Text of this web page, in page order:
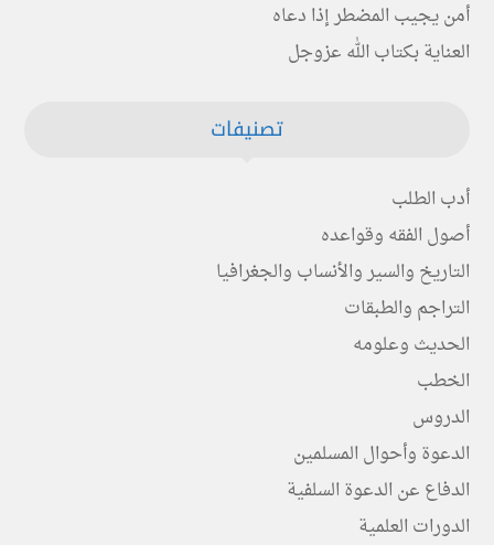
أمن يجيب المضطر إذا دعاه
العناية بكتاب الله عزوجل
تصنيفات
أدب الطلب
أصول الفقه وقواعده
التاريخ والسير والأنساب والجغرافيا
التراجم والطبقات
الحديث وعلومه
الخطب
الدروس
الدعوة وأحوال المسلمين
الدفاع عن الدعوة السلفية
الدورات العلمية